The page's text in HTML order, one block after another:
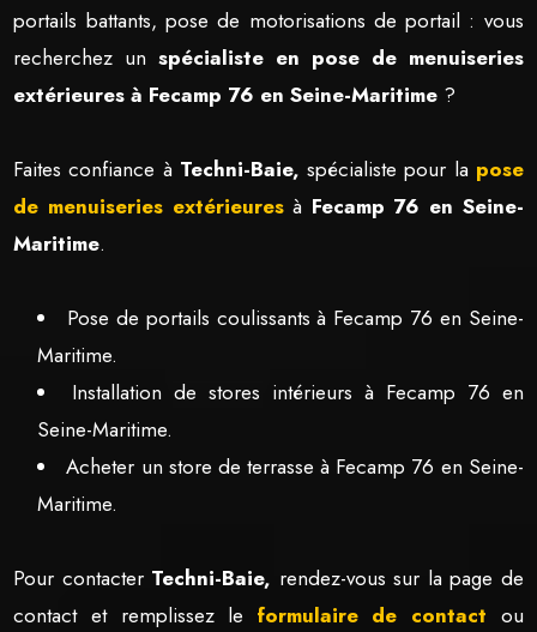
portails battants, pose de motorisations de portail : vous
recherchez unspécialiste en pose de menuiseries
extérieures à Fecamp 76 en Seine-Maritime ?
Faites confiance à Techni-Baie,spécialiste pour la pose
de menuiseries extérieuresà Fecamp 76 en Seine-
Maritime.
Pose de portails coulissants à Fecamp 76 en Seine-
Maritime.
Installation de stores intérieurs à Fecamp 76 en
Seine-Maritime.
Acheter un store de terrasse à Fecamp 76 en Seine-
Maritime.
Pour contacter Techni-Baie, rendez-vous sur la page de
contact et remplissez le formulaire de contact ou